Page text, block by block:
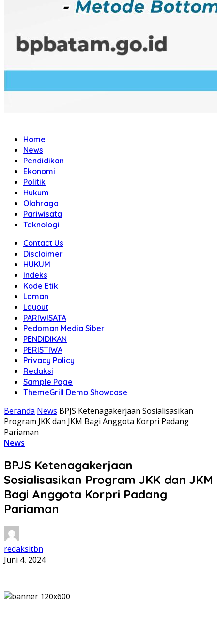
Home
News
Pendidikan
Ekonomi
Politik
Hukum
Olahraga
Pariwisata
Teknologi
Contact Us
Disclaimer
HUKUM
Indeks
Kode Etik
Laman
Layout
PARIWISATA
Pedoman Media Siber
PENDIDIKAN
PERISTIWA
Privacy Policy
Redaksi
Sample Page
ThemeGrill Demo Showcase
Beranda News BPJS Ketenagakerjaan Sosialisasikan
Program JKK dan JKM Bagi Anggota Korpri Padang
Pariaman
News
BPJS Ketenagakerjaan
Sosialisasikan Program JKK dan JKM
Bagi Anggota Korpri Padang
Pariaman
redaksitbn
Juni 4, 2024